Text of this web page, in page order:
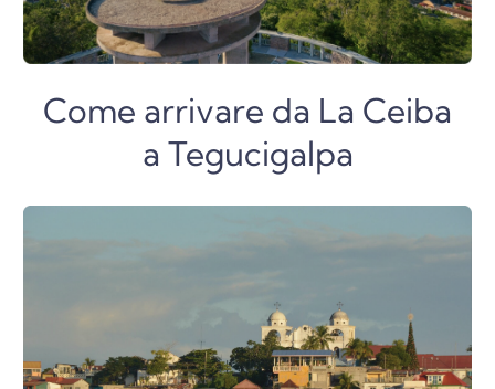
Come arrivare da La Ceiba
a Tegucigalpa